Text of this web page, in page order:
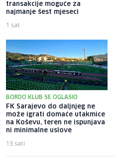
transakcije moguće za
najmanje šest mjeseci
1 sat
BORDO KLUB SE OGLASIO
FK Sarajevo do daljnjeg ne
može igrati domaće utakmice
na Koševu, teren ne ispunjava
ni minimalne uslove
13 sati